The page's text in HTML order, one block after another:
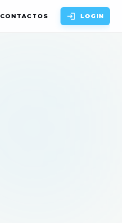
CONTACTOS LOGIN